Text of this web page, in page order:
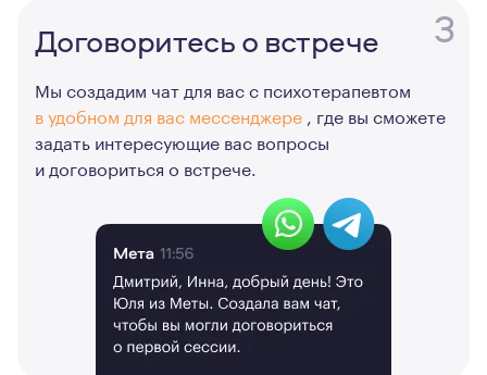
3
Договоритесь о встрече
Мы создадим чат для вас с психотерапевтом
в удобном для вас мессенджере , где вы сможете
задать интересующие вас вопросы
и договориться о встрече.